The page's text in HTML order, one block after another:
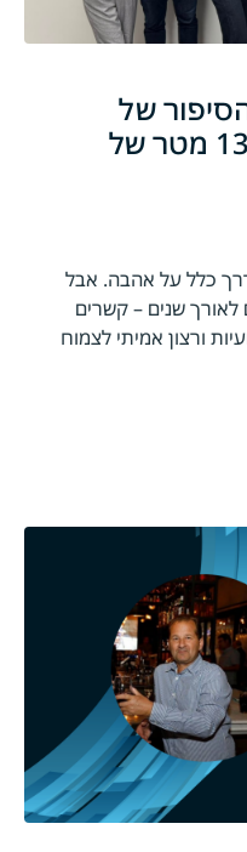
של
מתחם אמפא – 130,000 מטר של
כלל על אהבה. אבל
שנים – קשרים
ורצון אמיתי לצמוח